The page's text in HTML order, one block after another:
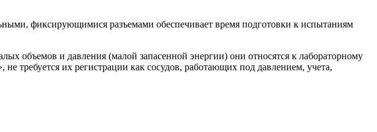
фиксирующимися разъемами обеспечивает время подготовки к испытаниям
объемов и давления (малой запасенной энергии) они относятся к лабораторному
требуется их регистрации как сосудов, работающих под давлением, учета,